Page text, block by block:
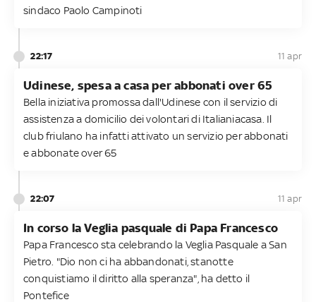
sindaco Paolo Campinoti
22:17 11 apr
Udinese, spesa a casa per abbonati over 65
Bella iniziativa promossa dall'Udinese con il servizio di
assistenza a domicilio dei volontari di Italianiacasa. Il
club friulano ha infatti attivato un servizio per abbonati
e abbonate over 65
22:07 11 apr
In corso la Veglia pasquale di Papa Francesco
Papa Francesco sta celebrando la Veglia Pasquale a San
Pietro. "Dio non ci ha abbandonati, stanotte
conquistiamo il diritto alla speranza", ha detto il
Pontefice